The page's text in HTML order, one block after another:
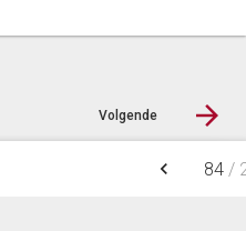
Volgende
FAVORIETEN
keyboard_arrow_left 84 /